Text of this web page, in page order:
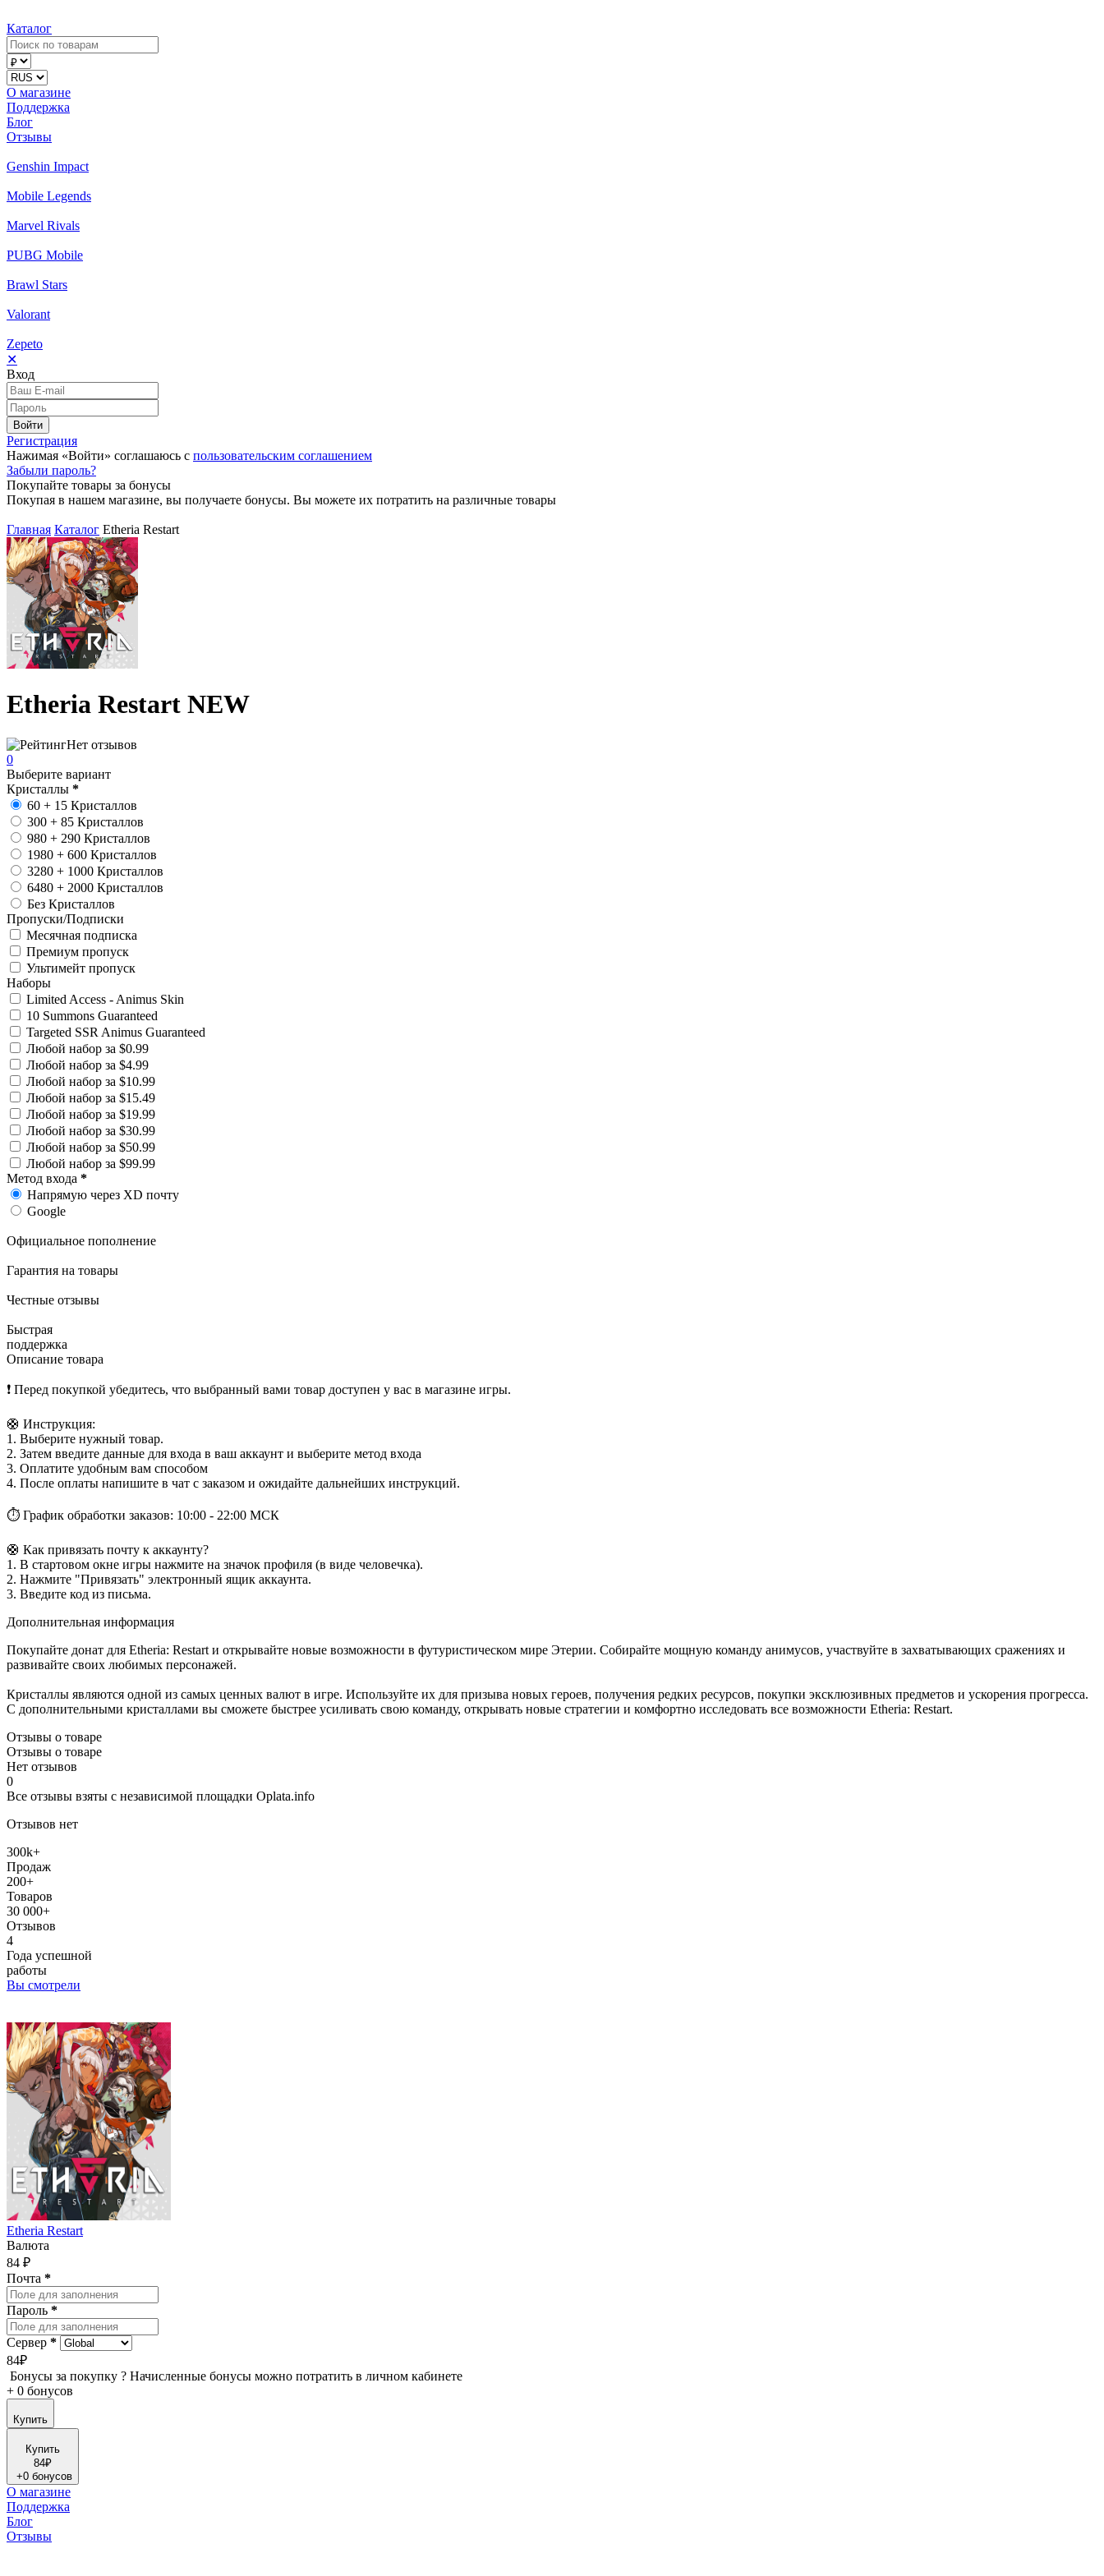
Каталог
О магазине
Поддержка
Блог
Отзывы
Genshin Impact
Mobile Legends
Marvel Rivals
PUBG Mobile
Brawl Stars
Valorant
Zepeto
✕
Вход
Войти
Регистрация
Нажимая «Войти» соглашаюсь с пользовательским соглашением
Забыли пароль?
Покупайте товары за бонусы
Покупая в нашем магазине, вы получаете бонусы. Вы можете их потратить на различные товары
Главная Каталог Etheria Restart
Etheria Restart NEW
Нет отзывов
0
Выберите вариант
Кристаллы *
60 + 15 Кристаллов
300 + 85 Кристаллов
980 + 290 Кристаллов
1980 + 600 Кристаллов
3280 + 1000 Кристаллов
6480 + 2000 Кристаллов
Без Кристаллов
Пропуски/Подписки
Месячная подписка
Премиум пропуск
Ультимейт пропуск
Наборы
Limited Access - Animus Skin
10 Summons Guaranteed
Targeted SSR Animus Guaranteed
Любой набор за $0.99
Любой набор за $4.99
Любой набор за $10.99
Любой набор за $15.49
Любой набор за $19.99
Любой набор за $30.99
Любой набор за $50.99
Любой набор за $99.99
Метод входа *
Напрямую через XD почту
Google
Официальное пополнение
Гарантия на товары
Честные отзывы
Быстрая
поддержка
Описание товара
❗️ Перед покупкой убедитесь, что выбранный вами товар доступен у вас в магазине игры.
🛟 Инструкция:
1. Выберите нужный товар.
2. Затем введите данные для входа в ваш аккаунт и выберите метод входа
3. Оплатите удобным вам способом
4. После оплаты напишите в чат с заказом и ожидайте дальнейших инструкций.
⏱ График обработки заказов: 10:00 - 22:00 МСК
🛟 Как привязать почту к аккаунту?
1. В стартовом окне игры нажмите на значок профиля (в виде человечка).
2. Нажмите "Привязать" электронный ящик аккаунта.
3. Введите код из письма.
Дополнительная информация
Покупайте донат для Etheria: Restart и открывайте новые возможности в футуристическом мире Этерии. Собирайте мощную команду анимусов, участвуйте в захватывающих сражениях и
развивайте своих любимых персонажей.
Кристаллы являются одной из самых ценных валют в игре. Используйте их для призыва новых героев, получения редких ресурсов, покупки эксклюзивных предметов и ускорения прогресса.
С дополнительными кристаллами вы сможете быстрее усиливать свою команду, открывать новые стратегии и комфортно исследовать все возможности Etheria: Restart.
Отзывы о товаре
Отзывы о товаре
Нет отзывов
0
Все отзывы взяты с независимой площадки Oplata.info
Отзывов нет
300k+
Продаж
200+
Товаров
30 000+
Отзывов
4
Года успешной
работы
Вы смотрели
Etheria Restart
Валюта
84 ₽
Почта *
Пароль *
Сервер *
84₽
Бонусы за покупку ? Начисленные бонусы можно потратить в личном кабинете
+ 0 бонусов
Купить
Купить
84₽
+0 бонусов
О магазине
Поддержка
Блог
Отзывы